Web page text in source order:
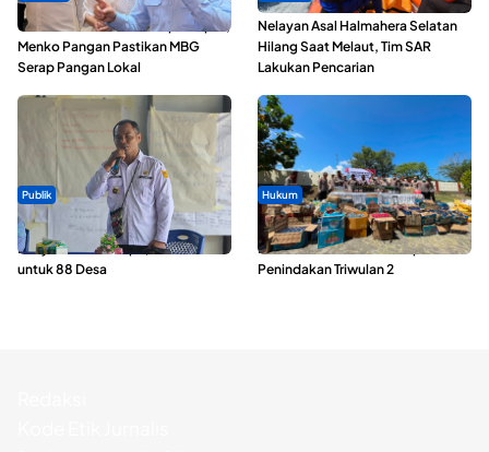
SPPG di Maluku Utara Dipercepat,
Menko Pangan Pastikan MBG
Serap Pangan Lokal
Nelayan Asal Halmahera Selatan
Hilang Saat Melaut, Tim SAR
Lakukan Pencarian
Publik
ABDESI Morotai Apresiasi
Penyaluran ADD Rp3,13 Miliar
untuk 88 Desa
Hukum
Polda Maluku Utara Musnahkan
Ribuan Liter Miras Hasil Operasi
Penindakan Triwulan 2